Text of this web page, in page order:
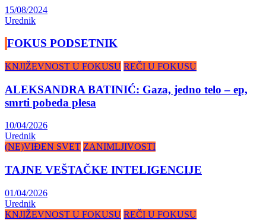
15/08/2024
Urednik
FOKUS PODSETNIK
KNJIŽEVNOST U FOKUSU REČI U FOKUSU
ALEKSANDRA BATINIĆ: Gaza, jedno telo – ep,
smrti pobeda plesa
10/04/2026
Urednik
(NE)VIĐEN SVET ZANIMLJIVOSTI
TAJNE VEŠTAČKE INTELIGENCIJE
01/04/2026
Urednik
KNJIŽEVNOST U FOKUSU REČI U FOKUSU